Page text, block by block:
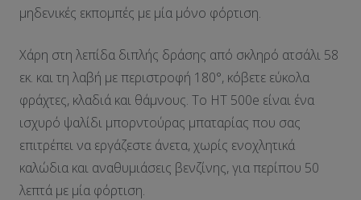
μηδενικές εκπομπές με μία μόνο φόρτιση.
Χάρη στη λεπίδα διπλής δράσης από σκληρό ατσάλι 58
εκ. και τη λαβή με περιστροφή 180°, κόβετε εύκολα
φράχτες, κλαδιά και θάμνους. Το HT 500e είναι ένα
ισχυρό ψαλίδι μπορντούρας μπαταρίας που σας
επιτρέπει να εργάζεστε άνετα, χωρίς ενοχλητικά
καλώδια και αναθυμιάσεις βενζίνης, για περίπου 50
λεπτά με μία φόρτιση.